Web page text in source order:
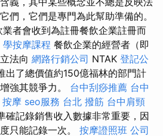
們，它們是專門為此幫助準備的。
者會收到為註冊餐飲企業註冊而
學按摩課程 餐飲企業的經營者（即
法向 網路行銷公司 NTAK 登記公
出了總價值約150億福林的部門計
強其競爭力。 台中刮痧推薦 台中
摩 seo服務 台北 撥筋 台中肩頸
確記錄銷售收入數據非常重要，因
只能記錄一次。 按摩證照班 公司